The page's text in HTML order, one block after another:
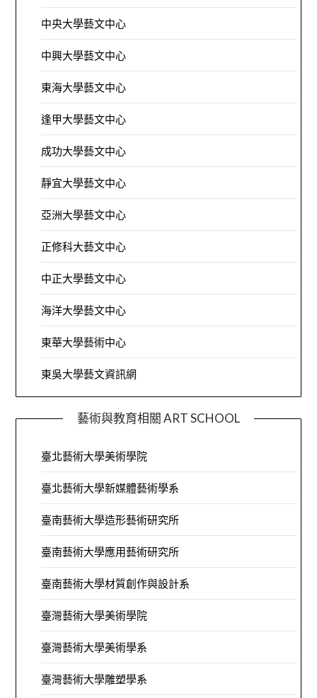
中央大學藝文中心
中興大學藝文中心
東海大學藝文中心
逢甲大學藝文中心
成功大學藝文中心
靜宜大學藝文中心
亞洲大學藝文中心
正修科大藝文中心
中正大學藝文中心
海洋大學藝文中心
東華大學藝術中心
東吳大學藝文資訊網
藝術與教育相關 ART SCHOOL
臺北藝術大學美術學院
臺北藝術大學新媒體藝術學系
臺南藝術大學造形藝術研究所
臺南藝術大學應用藝術研究所
臺南藝術大學材質創作與設計系
臺灣藝術大學美術學院
臺灣藝術大學美術學系
臺灣藝術大學雕塑學系